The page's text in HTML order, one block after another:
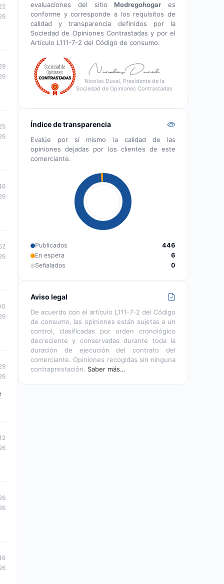
evaluaciones del sitioModregohogar es
conforme y corresponde a los requisitos de
calidad y transparencia definidos por la
Sociedad de Opiniones Contrastadas y por el
Artículo L111-7-2 del Código de consumo.
Nicolas Duval, Presidente de la
Sociedad de Opiniones Contrastadas
Índice de transparencia
Evalúe por sí mismo la calidad de las
opiniones dejadas por los clientes de este
comerciante.
Publicados
446
En espera
6
Señalados
0
Aviso legal
De acuerdo con el artículo L111-7-2 del Código
de consumo, las opiniones están sujetas a un
control, clasificadas por orden cronológico
decreciente y conservadas durante toda la
duración de ejecución del contrato del
comerciante. Opiniones recogidas sin ninguna
contraprestación. Saber más…